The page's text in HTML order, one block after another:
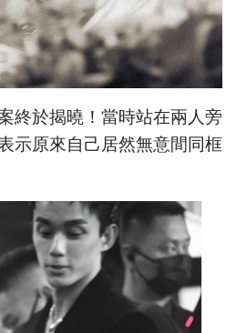
終於揭曉！當時站在兩人旁
示原來自己居然無意間同框